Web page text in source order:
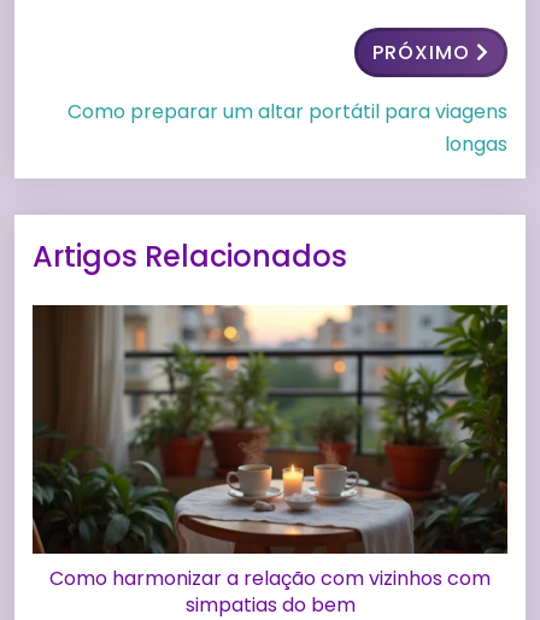
PRÓXIMO
Como preparar um altar portátil para viagens
longas
Artigos Relacionados
Como harmonizar a relação com vizinhos com
simpatias do bem